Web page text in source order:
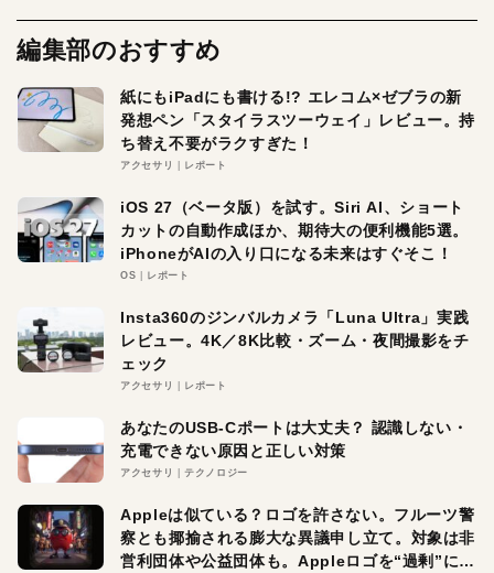
編集部のおすすめ
紙にもiPadにも書ける!? エレコム×ゼブラの新
発想ペン「スタイラスツーウェイ」レビュー。持
ち替え不要がラクすぎた！
アクセサリ レポート
iOS 27（ベータ版）を試す。Siri AI、ショート
カットの自動作成ほか、期待大の便利機能5選。
iPhoneがAIの入り口になる未来はすぐそこ！
OS レポート
Insta360のジンバルカメラ「Luna Ultra」実践
レビュー。4K／8K比較・ズーム・夜間撮影をチ
ェック
アクセサリ レポート
あなたのUSB-Cポートは大丈夫？ 認識しない・
充電できない原因と正しい対策
アクセサリ テクノロジー
Appleは似ている？ロゴを許さない。フルーツ警
察とも揶揄される膨大な異議申し立て。対象は非
営利団体や公益団体も。Appleロゴを“過剰”に守